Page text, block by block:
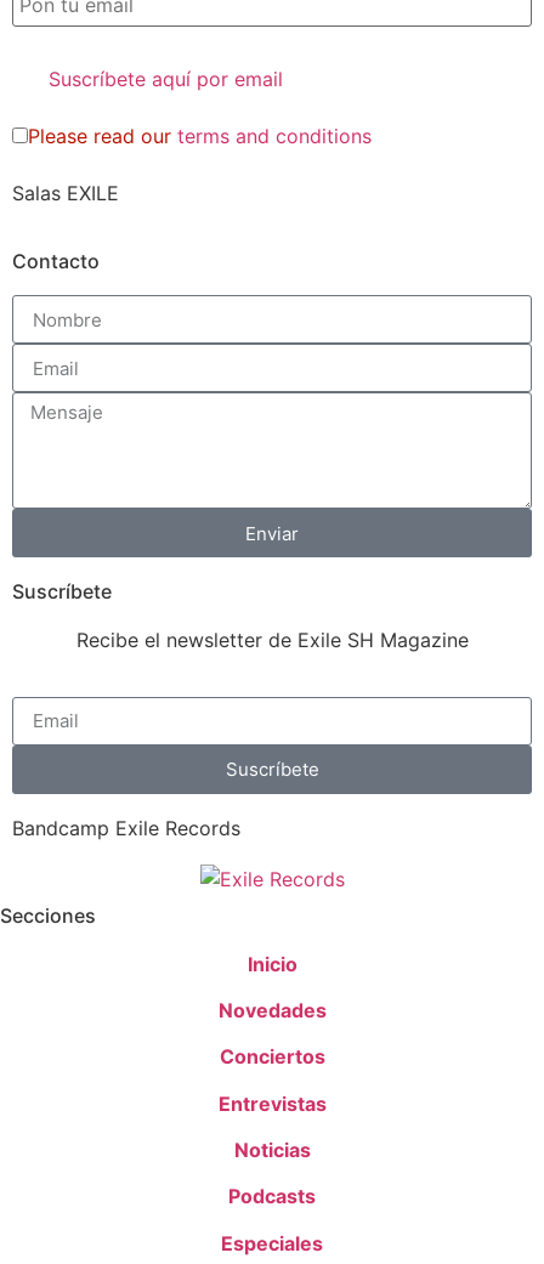
Please read our terms and conditions
Salas EXILE
Contacto
Enviar
Suscríbete
Recibe el newsletter de Exile SH Magazine
Suscríbete
Bandcamp Exile Records
Secciones
Inicio
Novedades
Conciertos
Entrevistas
Noticias
Podcasts
Especiales